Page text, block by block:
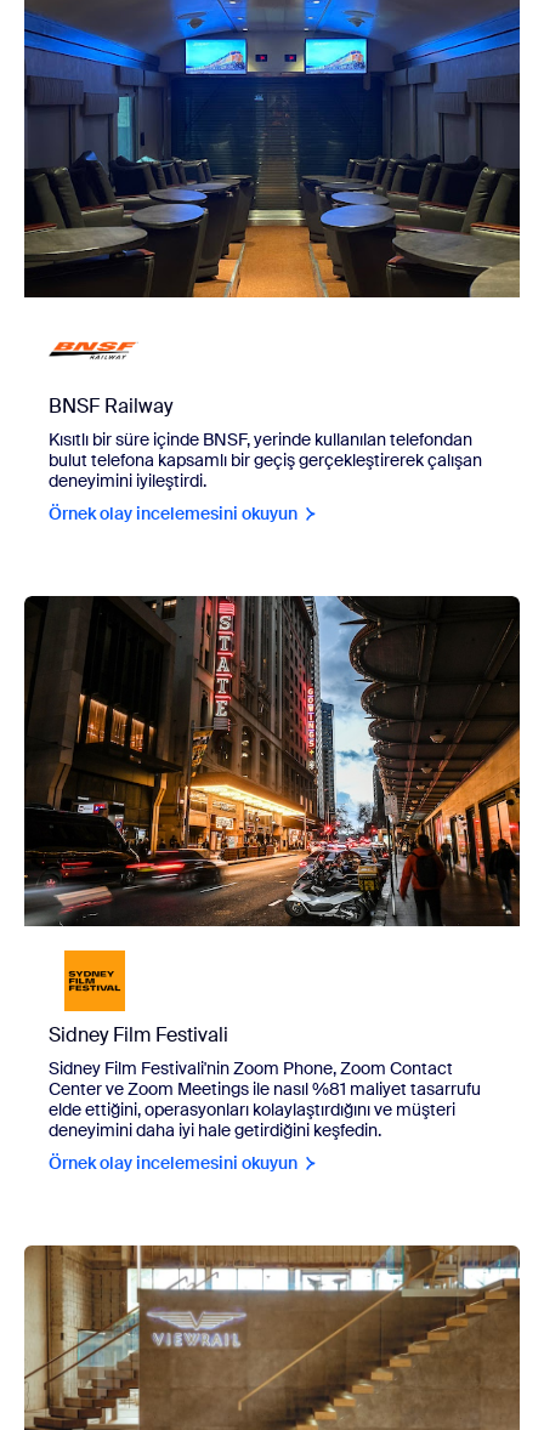
BNSF Railway
Kısıtlı bir süre içinde BNSF, yerinde kullanılan telefondan
bulut telefona kapsamlı bir geçiş gerçekleştirerek çalışan
deneyimini iyileştirdi.
Örnek olay incelemesini okuyun
view Sidney Film Festivali
Sidney Film Festivali
Sidney Film Festivali'nin Zoom Phone, Zoom Contact
Center ve Zoom Meetings ile nasıl %81 maliyet tasarrufu
elde ettiğini, operasyonları kolaylaştırdığını ve müşteri
deneyimini daha iyi hale getirdiğini keşfedin.
Örnek olay incelemesini okuyun
view Viewrail